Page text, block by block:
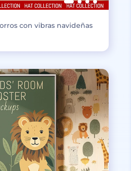
con vibras navideñas